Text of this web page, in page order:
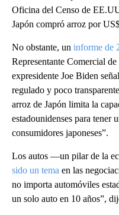
Oficina del Censo de
Japón compró arroz por
No obstante, un informe de
Representante Comercial
expresidente Joe Biden
regulado y poco
arroz de Japón limita la
estadounidenses para tener
consumidores japoneses”.
Los autos —un pilar de la
sido un tema en las
no importa automóviles
un solo auto en 10 años”,